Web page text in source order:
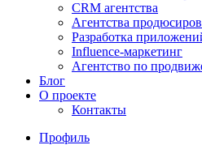
CRM агентства
Агентства
Разработка
Influence-маркетинг
Агентство по
Блог
О проекте
Контакты
Профиль